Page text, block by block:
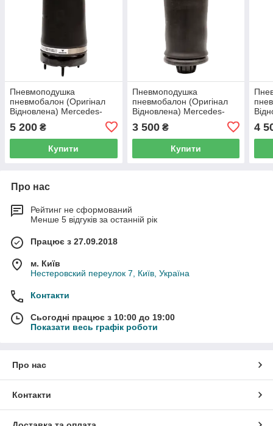
Пневмоподушка
пневмобалон (Оригінал
Відновлена) Mercedes-
(передня)
5 200 ₴
Купити
Пневмоподушка
пневмобалон (Оригінал
Відновлена) Mercedes-
(задня)
3 500₴
Купити
4
Про нас
Рейтинг не сформований
Менше 5 відгуків за останній рік
Працює з 27.09.2018
м. Київ
Нестеровский переулок 7, Київ, Україна
Контакти
Сьогодні працює з 10:00 до 19:00
Показати весь графік роботи
Про нас
Контакти